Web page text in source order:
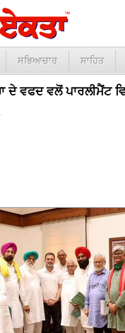
ਸਭਿਆਚਾਰ ਸਾਹਿਤ
ਦੇ ਵਫਦ ਵਲੋਂ ਪਾਰਲੀਮੈਂਟ